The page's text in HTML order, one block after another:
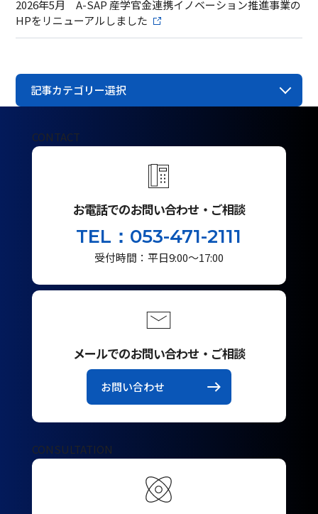
2026年5月 A-SAP 産学官金連携イノベーション推進事業の
HPをリニューアルしました
記事カテゴリー選択
CONTACT
お電話でのお問い合わせ・ご相談
TEL：053-471-2111
受付時間：平日9:00～17:00
メールでのお問い合わせ・ご相談
お問い合わせ
CONSULTATION